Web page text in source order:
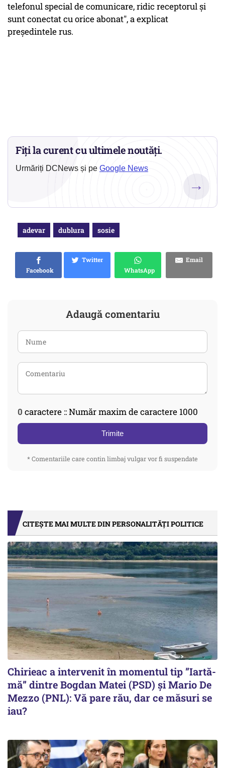
telefonul special de comunicare, ridic receptorul şi
sunt conectat cu orice abonat", a explicat
preşedintele rus.
Fiți la curent cu ultimele noutăți.
Urmăriți DCNews și pe Google News
→
adevar dublura sosie
Facebook
Twitter
WhatsApp
Email
Adaugă comentariu
0 caractere :: Număr maxim de caractere 1000
Trimite
* Comentariile care contin limbaj vulgar vor fi suspendate
CITEȘTE MAI MULTE DIN PERSONALITĂȚI POLITICE
Chirieac a intervenit în momentul tip ”Iartă-
mă” dintre Bogdan Matei (PSD) și Mario De
Mezzo (PNL): Vă pare rău, dar ce măsuri se
iau?